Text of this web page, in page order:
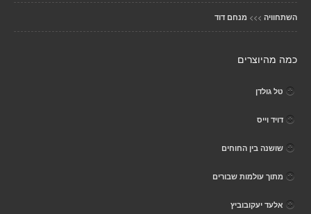
השתחוויה >>> מנחם דוד
כמה מהיוצרים
טל גולדן
דויד וייס
שושנה בין החוחים
מתוך עולמות שבורים
אלעד יעקובוביץ